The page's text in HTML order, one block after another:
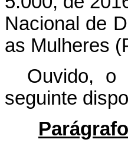
Nacional de
as Mulheres
Ouvido, o
seguinte